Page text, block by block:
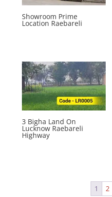
Showroom Prime
Location Raebareli
3 Bigha Land On
Lucknow Raebareli
Highway
1 2